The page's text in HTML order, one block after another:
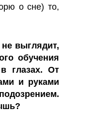
о сне) то,
выглядит,
обучения
глазах. От
и руками